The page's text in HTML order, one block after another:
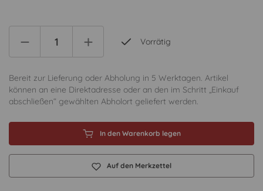
Vorrätig
Bereit zur Lieferung oder Abholung in 5 Werktagen. Artikel
können an eine Direktadresse oder an den im Schritt „Einkauf
abschließen“ gewählten Abholort geliefert werden.
In den Warenkorb legen
Auf den Merkzettel